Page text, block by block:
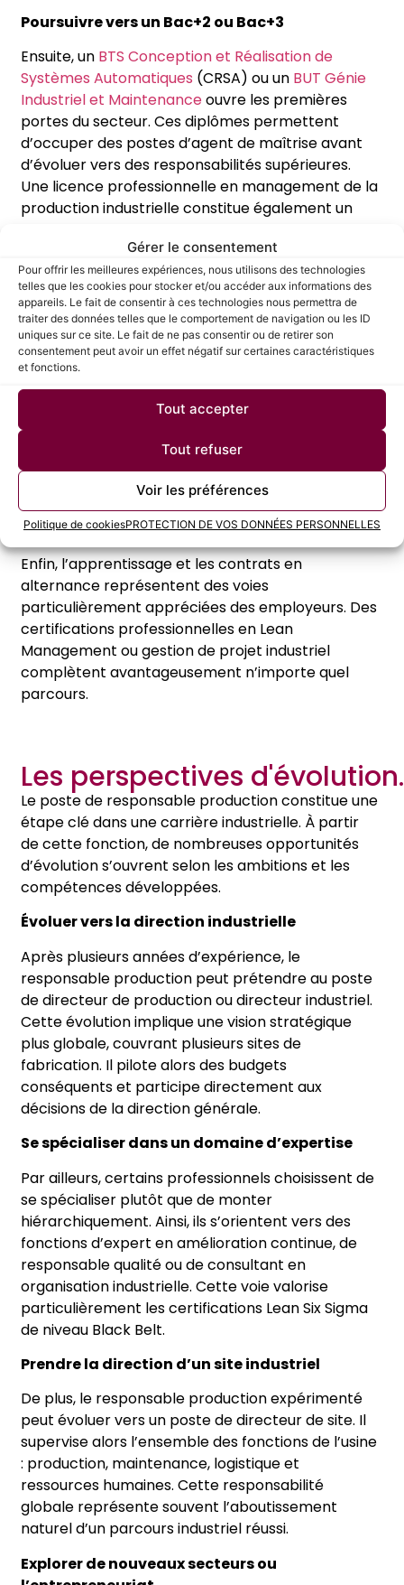
Gérer le consentement
Pour offrir les meilleures expériences, nous utilisons des technologies
telles que les cookies pour stocker et/ou accéder aux informations des
appareils. Le fait de consentir à ces technologies nous permettra de
traiter des données telles que le comportement de navigation ou les ID
uniques sur ce site. Le fait de ne pas consentir ou de retirer son
consentement peut avoir un effet négatif sur certaines caractéristiques
et fonctions.
Tout accepter
Tout refuser
Voir les préférences
Politique de cookiesPROTECTION DE VOS DONNÉES PERSONNELLES
Poursuivre vers un Bac+2 ou Bac+3
Ensuite, un BTS Conception et Réalisation de
Systèmes Automatiques (CRSA) ou un BUT Génie
Industriel et Maintenanceouvre les premières
portes du secteur. Ces diplômes permettent
d’occuper des postes d’agent de maîtrise avant
d’évoluer vers des responsabilités supérieures.
Une licence professionnelle en management de la
production industrielle constitue également un
Viser un diplôme Bac+5 pour accélérer sa
carrière
Par la suite, un Master en génie industriel,
management de la production ou une école
d’ingénieurs spécialisée (CESI, INSA, Arts et
Métiers) permet d’accéder plus rapidement à des
fonctions de responsable. Ces formations
développent simultanément les compétences
techniques et managériales recherchées par les
recruteurs.
Valoriser la formation continue et
l’alternance
Enfin, l’apprentissage et les contrats en
alternance représentent des voies
particulièrement appréciées des employeurs. Des
certifications professionnelles en Lean
Management ou gestion de projet industriel
complètent avantageusement n’importe quel
parcours.
Les perspectives d'évolution.
Le poste de responsable production constitue une
étape clé dans une carrière industrielle. À partir
de cette fonction, de nombreuses opportunités
d’évolution s’ouvrent selon les ambitions et les
compétences développées.
Évoluer vers la direction industrielle
Après plusieurs années d’expérience, le
responsable production peut prétendre au poste
de directeur de production ou directeur industriel.
Cette évolution implique une vision stratégique
plus globale, couvrant plusieurs sites de
fabrication. Il pilote alors des budgets
conséquents et participe directement aux
décisions de la direction générale.
Se spécialiser dans un domaine d’expertise
Par ailleurs, certains professionnels choisissent de
se spécialiser plutôt que de monter
hiérarchiquement. Ainsi, ils s’orientent vers des
fonctions d’expert en amélioration continue, de
responsable qualité ou de consultant en
organisation industrielle. Cette voie valorise
particulièrement les certifications Lean Six Sigma
de niveau Black Belt.
Prendre la direction d’un site industriel
De plus, le responsable production expérimenté
peut évoluer vers un poste de directeur de site. Il
supervise alors l’ensemble des fonctions de l’usine
: production, maintenance, logistique et
ressources humaines. Cette responsabilité
globale représente souvent l’aboutissement
naturel d’un parcours industriel réussi.
Explorer de nouveaux secteurs ou